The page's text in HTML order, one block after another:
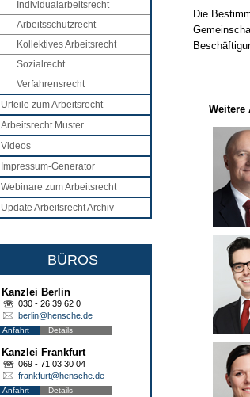
Individualarbeitsrecht
Arbeitsschutzrecht
Kollektives Arbeitsrecht
Sozialrecht
Verfahrensrecht
Urteile zum Arbeitsrecht
Arbeitsrecht Muster
Videos
Impressum-Generator
Webinare zum Arbeitsrecht
Update Arbeitsrecht Archiv
BÜROS
Kanzlei Berlin
030 - 26 39 62 0
berlin@hensche.de
Anfahrt Details
Kanzlei Frankfurt
069 - 71 03 30 04
frankfurt@hensche.de
Anfahrt Details
Die
Weitere